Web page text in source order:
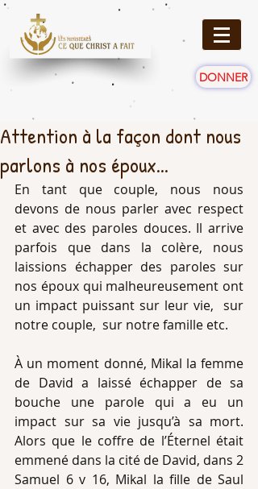
DONNER
Attention à la façon dont nous
parlons à nos époux...
En tant que couple, nous nous
devons de nous parler avec respect
et avec des paroles douces. Il arrive
parfois que dans la colère, nous
laissions échapper des paroles sur
nos époux qui malheureusement ont
un impact puissant sur leur vie,  sur
notre couple,  sur notre famille etc.
À un moment donné, Mikal la femme
de David a laissé échapper de sa
bouche une parole qui a eu un
impact sur sa vie jusqu’à sa mort.
Alors que le coffre de l’Éternel était
emmené dans la cité de David, dans 2
Samuel 6 v 16, Mikal la fille de Saul